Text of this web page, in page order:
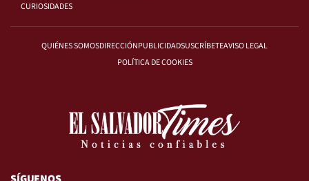
CURIOSIDADES
QUIÉNES SOMOSDIRECCIÓNPUBLICIDADSUSCRÍBETEAVISO LEGAL
POLÍTICA DE COOKIES